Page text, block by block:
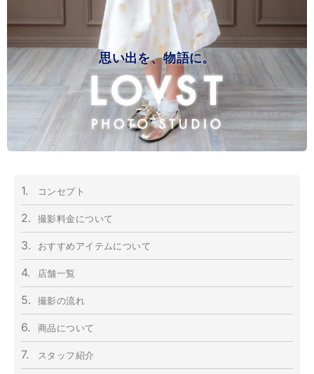
思い出を、物語に。
1. コンセプト
2. 撮影料金について
3. おすすめアイテムについて
4. 店舗一覧
5. 撮影の流れ
6. 商品について
7. スタッフ紹介